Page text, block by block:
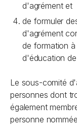
d'agrément et
de formuler
d'agrément
de formation
d'éducation
Le sous-comité
personnes dont
également
personne